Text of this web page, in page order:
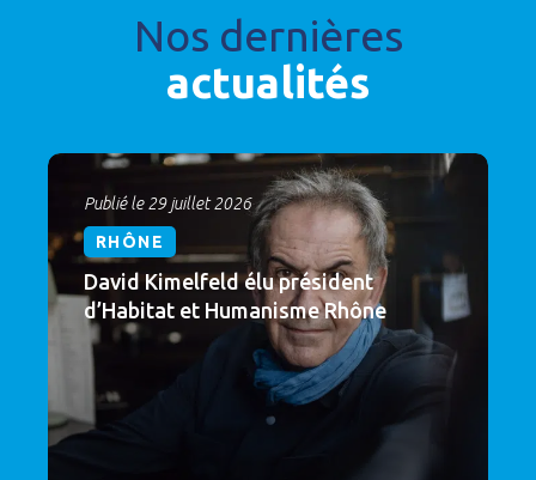
Nos dernières
actualités
Publié le 29 juillet 2026
RHÔNE
David Kimelfeld élu président
d’Habitat et Humanisme Rhône